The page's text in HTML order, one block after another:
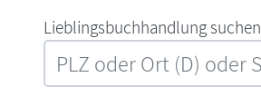
L‍i‍e‍b‍l‍i‍n‍g‍s‍b‍u‍c‍h‍h‍a‍n‍d‍l‍u‍n‍g‍